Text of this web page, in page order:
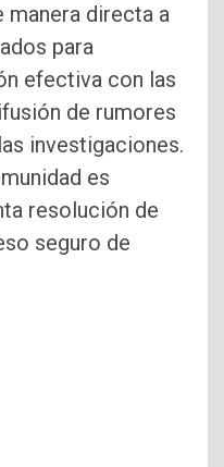
manera directa a
para
efectiva con las
de rumores
investigaciones.
es
resolución de
seguro de